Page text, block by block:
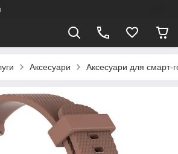
Аксесуари Аксесуари для смарт-